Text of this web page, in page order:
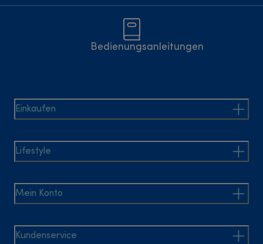
Bedienungsanleitungen
Einkaufen
Lifestyle
Mein Konto
Kundenservice